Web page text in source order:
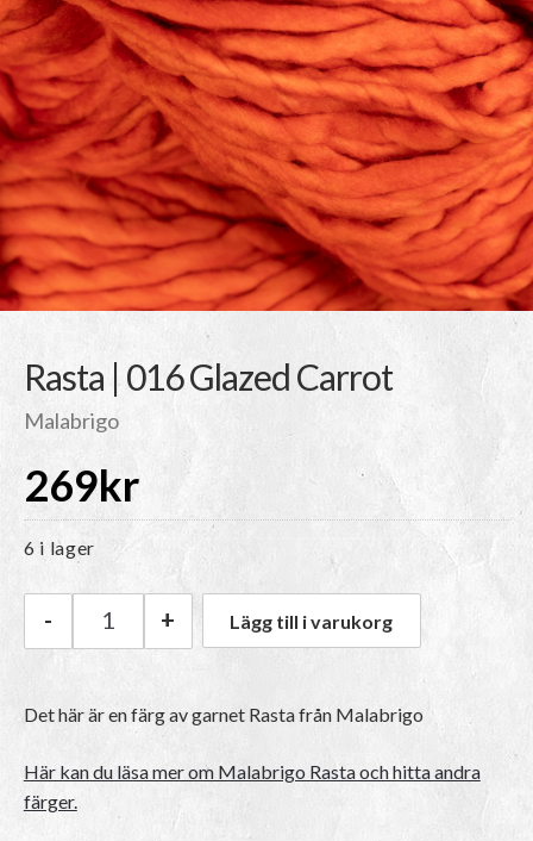
Rasta | 016 Glazed Carrot
Malabrigo
269kr
6 i lager
Malabrigo Rasta | 016 Glazed Carrot mängd
- + Lägg till i varukorg
Det här är en färg av garnet Rasta från Malabrigo
Här kan du läsa mer om Malabrigo Rasta och hitta andra
färger.